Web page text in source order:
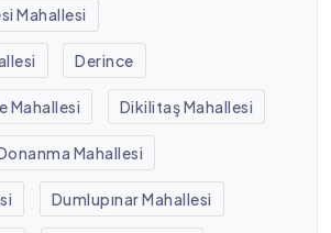
Mahallesi
Derince
Mahallesi Dikilitaş Mahallesi
Mahallesi
Dumlupınar Mahallesi